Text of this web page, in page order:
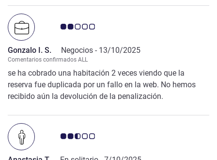
amable, cordial y efectiva en su atención.
Nota de clientes de Avis 2.0/5
Gonzalo I. S. Negocios - 13/10/2025
Comentarios confirmados ALL
se ha cobrado una habitación 2 veces viendo que la
reserva fue duplicada por un fallo en la web. No hemos
recibido aún la devolución de la penalización.
Nota de clientes de Avis 2.5/5